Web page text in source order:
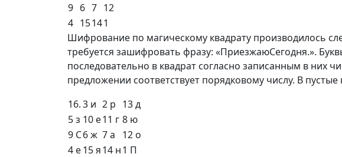
9 6 7 12
4 15141
Шифрование по магическому квадрату производилось
требуется зашифровать фразу: «ПриезжаюСегодня.».
последовательно в квадрат согласно записанным в них
предложении соответствует порядковому числу. В пустые
16.3 и 2 р 13 д
5 з 10 е11 г 8 ю
9 С6 ж 7 а
12 о
4 е15 я14 н1 П